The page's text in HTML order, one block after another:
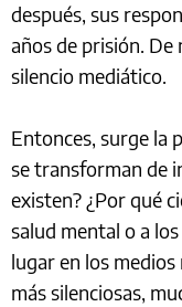
después, sus
años de prisión. De
silencio mediático.
Entonces, surge la
se transforman de
existen? ¿Por qué
salud mental o a
lugar en los
más silenciosas,